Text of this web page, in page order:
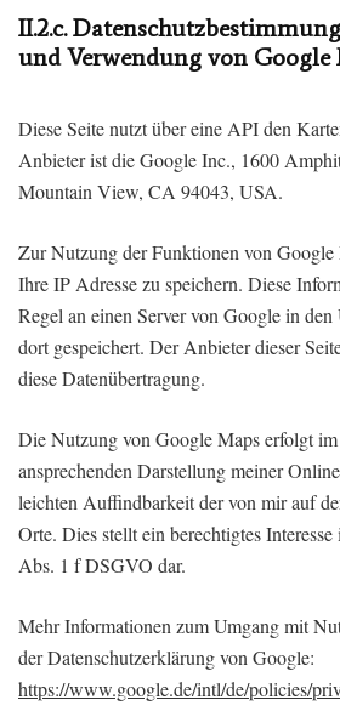
II.2.c.
und Verwendung von Google
Diese Seite nutzt über eine API den
Anbieter ist die Google Inc., 1600
Mountain View, CA 94043, USA.
Zur Nutzung der Funktionen von Google
Ihre IP Adresse zu speichern. Diese
Regel an einen Server von Google in
dort gespeichert. Der Anbieter dieser
diese Datenübertragung.
Die Nutzung von Google Maps erfolgt im
ansprechenden Darstellung meiner
leichten Auffindbarkeit der von mir auf
Orte. Dies stellt ein berechtigtes
Abs. 1 f DSGVO dar.
Mehr Informationen zum Umgang mit
der Datenschutzerklärung von Google:
https://www.google.de/intl/de/policies/